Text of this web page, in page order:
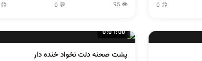
😊 0
👁 95
💬 0
😊 0
0:01:00
پشت صحنه دلت نخواد خنده دار